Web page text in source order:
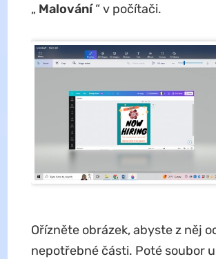
„ Malování“ v počítači.
Ořízněte obrázek, abyste z něj
nepotřebné části. Poté soubor